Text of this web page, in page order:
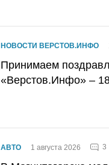
НОВОСТИ ВЕРСТОВ.ИНФО
Принимаем
«Верстов.Инфо» –
АВТО 1 августа 2026 3